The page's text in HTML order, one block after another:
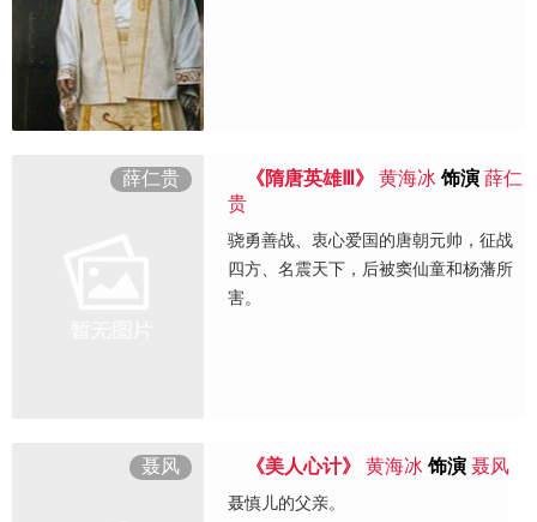
薛仁贵 《隋唐英雄Ⅲ》 黄海冰 饰演 薛仁
贵
骁勇善战、衷心爱国的唐朝元帅，征战
四方、名震天下，后被窦仙童和杨藩所
害。
聂风 《美人心计》 黄海冰 饰演 聂风
聂慎儿的父亲。